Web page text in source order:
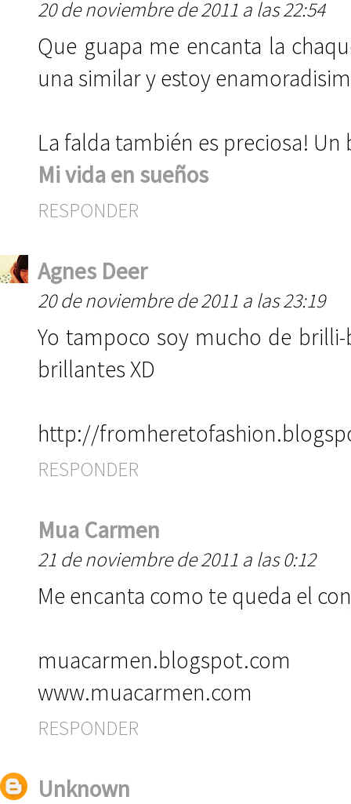
20 de noviembre de 2011 a las 22:54
Que guapa me encanta la
una similar y estoy
La falda también es preciosa!
Mi vida en sueños
RESPONDER
Agnes Deer
20 de noviembre de 2011 a las 23:19
Yo tampoco soy mucho de
brillantes XD
http://
RESPONDER
Mua Carmen
21 de noviembre de 2011 a las 0:12
Me encanta como te queda el
muacarmen.blogspot.com
www.muacarmen.com
RESPONDER
Unknown